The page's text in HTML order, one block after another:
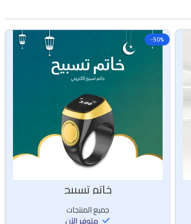
-50%
خاتم تسبيح
جميع المنتجات
متوفر الآن